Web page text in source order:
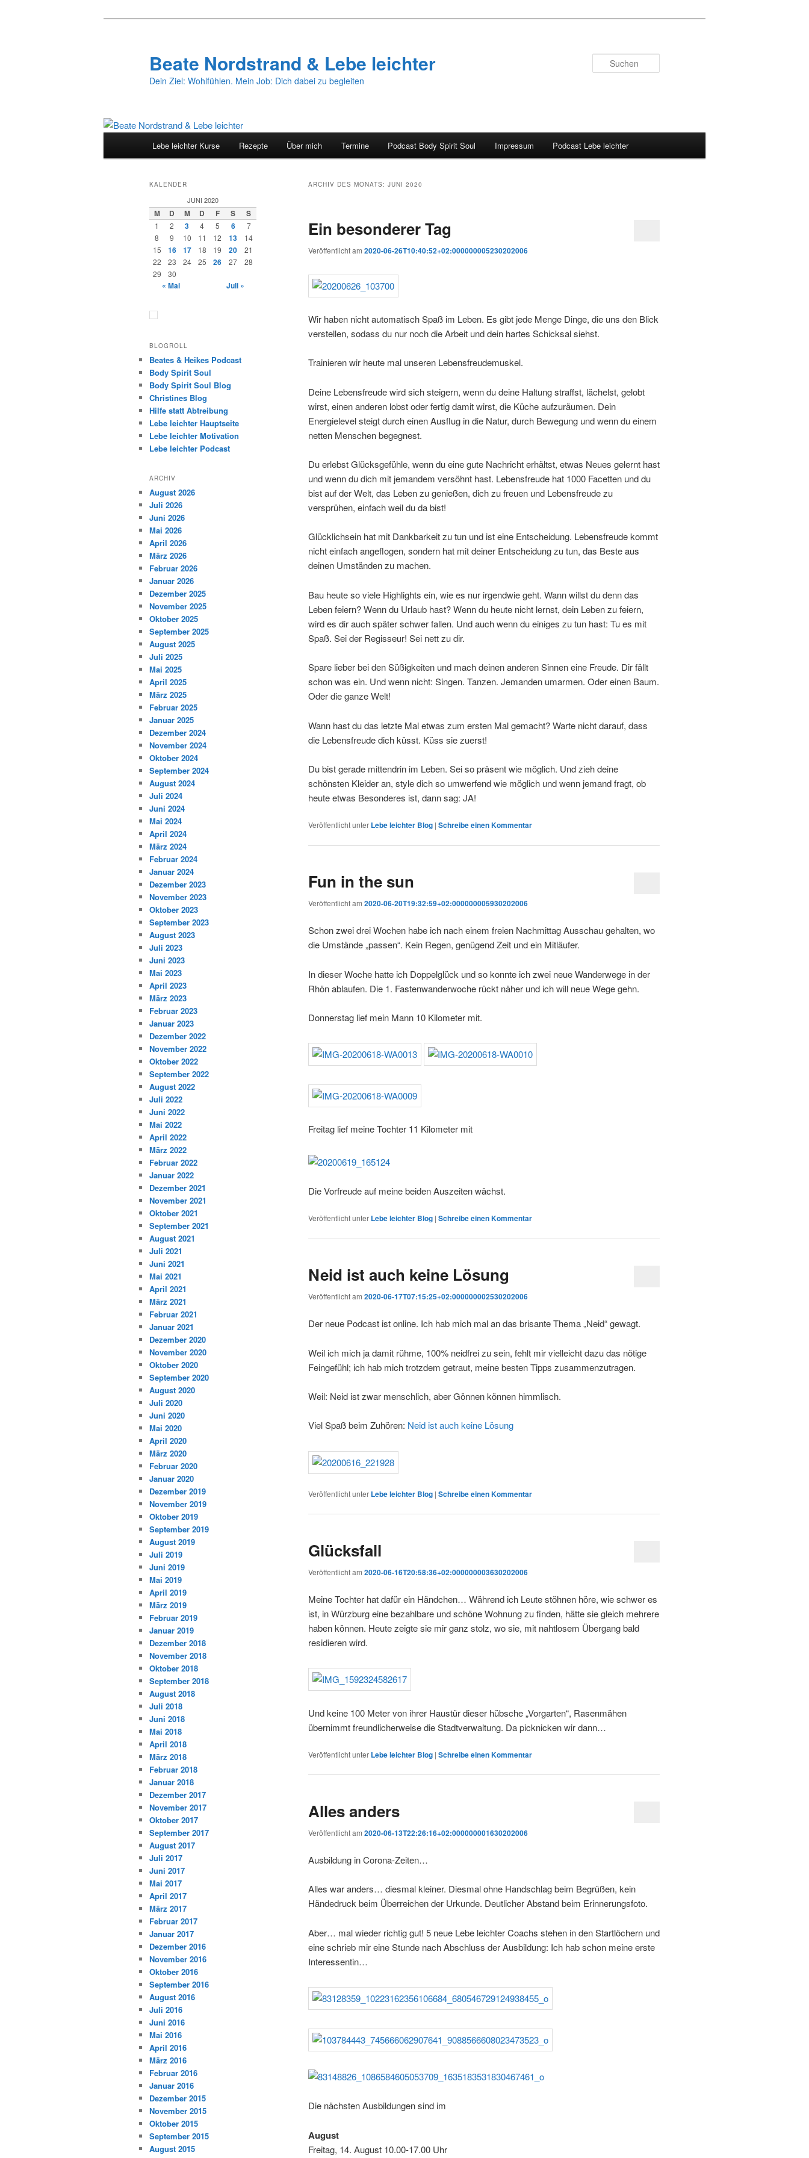
Beate Nordstrand & Lebe leichter
Dein Ziel: Wohlfühlen. Mein Job: Dich dabei zu begleiten
Lebe leichter Kurse Rezepte Über mich Termine Podcast Body Spirit Soul Impressum Podcast Lebe leichter
ARCHIV DES MONATS: JUNI 2020
Ein besonderer Tag
Veröffentlicht am 2020-06-26T10:40:52+02:000000005230202006
Wir haben nicht automatisch Spaß im Leben. Es gibt jede Menge Dinge, die uns den Blick
verstellen, sodass du nur noch die Arbeit und dein hartes Schicksal siehst.
Trainieren wir heute mal unseren Lebensfreudemuskel.
Deine Lebensfreude wird sich steigern, wenn du deine Haltung straffst, lächelst, gelobt
wirst, einen anderen lobst oder fertig damit wirst, die Küche aufzuräumen. Dein
Energielevel steigt durch einen Ausflug in die Natur, durch Bewegung und wenn du einem
netten Menschen begegnest.
Du erlebst Glücksgefühle, wenn du eine gute Nachricht erhältst, etwas Neues gelernt hast
und wenn du dich mit jemandem versöhnt hast. Lebensfreude hat 1000 Facetten und du
bist auf der Welt, das Leben zu genießen, dich zu freuen und Lebensfreude zu
versprühen, einfach weil du da bist!
Glücklichsein hat mit Dankbarkeit zu tun und ist eine Entscheidung. Lebensfreude kommt
nicht einfach angeflogen, sondern hat mit deiner Entscheidung zu tun, das Beste aus
deinen Umständen zu machen.
Bau heute so viele Highlights ein, wie es nur irgendwie geht. Wann willst du denn das
Leben feiern? Wenn du Urlaub hast? Wenn du heute nicht lernst, dein Leben zu feiern,
wird es dir auch später schwer fallen. Und auch wenn du einiges zu tun hast: Tu es mit
Spaß. Sei der Regisseur! Sei nett zu dir.
Spare lieber bei den Süßigkeiten und mach deinen anderen Sinnen eine Freude. Dir fällt
schon was ein. Und wenn nicht: Singen. Tanzen. Jemanden umarmen. Oder einen Baum.
Oder die ganze Welt!
Wann hast du das letzte Mal etwas zum ersten Mal gemacht? Warte nicht darauf, dass
die Lebensfreude dich küsst. Küss sie zuerst!
Du bist gerade mittendrin im Leben. Sei so präsent wie möglich. Und zieh deine
schönsten Kleider an, style dich so umwerfend wie möglich und wenn jemand fragt, ob
heute etwas Besonderes ist, dann sag: JA!
Veröffentlicht unter Lebe leichter Blog | Schreibe einen Kommentar
Fun in the sun
Veröffentlicht am 2020-06-20T19:32:59+02:000000005930202006
Schon zwei drei Wochen habe ich nach einem freien Nachmittag Ausschau gehalten, wo
die Umstände „passen“. Kein Regen, genügend Zeit und ein Mitläufer.
In dieser Woche hatte ich Doppelglück und so konnte ich zwei neue Wanderwege in der
Rhön ablaufen. Die 1. Fastenwanderwoche rückt näher und ich will neue Wege gehn.
Donnerstag lief mein Mann 10 Kilometer mit.
Freitag lief meine Tochter 11 Kilometer mit
Die Vorfreude auf meine beiden Auszeiten wächst.
Veröffentlicht unter Lebe leichter Blog | Schreibe einen Kommentar
Neid ist auch keine Lösung
Veröffentlicht am 2020-06-17T07:15:25+02:000000002530202006
Der neue Podcast ist online. Ich hab mich mal an das brisante Thema „Neid“ gewagt.
Weil ich mich ja damit rühme, 100% neidfrei zu sein, fehlt mir vielleicht dazu das nötige
Feingefühl; ich hab mich trotzdem getraut, meine besten Tipps zusammenzutragen.
Weil: Neid ist zwar menschlich, aber Gönnen können himmlisch.
Viel Spaß beim Zuhören: Neid ist auch keine Lösung
Veröffentlicht unter Lebe leichter Blog | Schreibe einen Kommentar
Glücksfall
Veröffentlicht am 2020-06-16T20:58:36+02:000000003630202006
Meine Tochter hat dafür ein Händchen… Während ich Leute stöhnen höre, wie schwer es
ist, in Würzburg eine bezahlbare und schöne Wohnung zu finden, hätte sie gleich mehrere
haben können. Heute zeigte sie mir ganz stolz, wo sie, mit nahtlosem Übergang bald
residieren wird.
Und keine 100 Meter von ihrer Haustür dieser hübsche „Vorgarten“, Rasenmähen
übernimmt freundlicherweise die Stadtverwaltung. Da picknicken wir dann…
Veröffentlicht unter Lebe leichter Blog | Schreibe einen Kommentar
Alles anders
Veröffentlicht am 2020-06-13T22:26:16+02:000000001630202006
Ausbildung in Corona-Zeiten…
Alles war anders… diesmal kleiner. Diesmal ohne Handschlag beim Begrüßen, kein
Händedruck beim Überreichen der Urkunde. Deutlicher Abstand beim Erinnerungsfoto.
Aber… mal wieder richtig gut! 5 neue Lebe leichter Coachs stehen in den Startlöchern und
eine schrieb mir eine Stunde nach Abschluss der Ausbildung: Ich hab schon meine erste
Interessentin…
Die nächsten Ausbildungen sind im
August
Freitag, 14. August 10.00-17.00 Uhr
KALENDER
JUNI 2020
M D M D F S S
1 2 3 4 5 6
7
8
9 10 11 12 13
14
15
16 17 18 19 20
21
22
23 24 25 26 27
28
29
30
« Mai Juli »
BLOGROLL
Beates & Heikes Podcast
Body Spirit Soul
Body Spirit Soul Blog
Christines Blog
Hilfe statt Abtreibung
Lebe leichter Hauptseite
Lebe leichter Motivation
Lebe leichter Podcast
ARCHIV
August 2026
Juli 2026
Juni 2026
Mai 2026
April 2026
März 2026
Februar 2026
Januar 2026
Dezember 2025
November 2025
Oktober 2025
September 2025
August 2025
Juli 2025
Mai 2025
April 2025
März 2025
Februar 2025
Januar 2025
Dezember 2024
November 2024
Oktober 2024
September 2024
August 2024
Juli 2024
Juni 2024
Mai 2024
April 2024
März 2024
Februar 2024
Januar 2024
Dezember 2023
November 2023
Oktober 2023
September 2023
August 2023
Juli 2023
Juni 2023
Mai 2023
April 2023
März 2023
Februar 2023
Januar 2023
Dezember 2022
November 2022
Oktober 2022
September 2022
August 2022
Juli 2022
Juni 2022
Mai 2022
April 2022
März 2022
Februar 2022
Januar 2022
Dezember 2021
November 2021
Oktober 2021
September 2021
August 2021
Juli 2021
Juni 2021
Mai 2021
April 2021
März 2021
Februar 2021
Januar 2021
Dezember 2020
November 2020
Oktober 2020
September 2020
August 2020
Juli 2020
Juni 2020
Mai 2020
April 2020
März 2020
Februar 2020
Januar 2020
Dezember 2019
November 2019
Oktober 2019
September 2019
August 2019
Juli 2019
Juni 2019
Mai 2019
April 2019
März 2019
Februar 2019
Januar 2019
Dezember 2018
November 2018
Oktober 2018
September 2018
August 2018
Juli 2018
Juni 2018
Mai 2018
April 2018
März 2018
Februar 2018
Januar 2018
Dezember 2017
November 2017
Oktober 2017
September 2017
August 2017
Juli 2017
Juni 2017
Mai 2017
April 2017
März 2017
Februar 2017
Januar 2017
Dezember 2016
November 2016
Oktober 2016
September 2016
August 2016
Juli 2016
Juni 2016
Mai 2016
April 2016
März 2016
Februar 2016
Januar 2016
Dezember 2015
November 2015
Oktober 2015
September 2015
August 2015